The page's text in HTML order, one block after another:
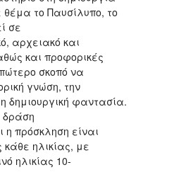
θέμα το Παυσίλυπο, το
σε
αρχειακό και
και προφορικές
σκοπό να
γνώση, την
δημιουργική φαντασία.
δράση
η πρόσκληση είναι
κάθε ηλικίας, με
ηλικίας 10-